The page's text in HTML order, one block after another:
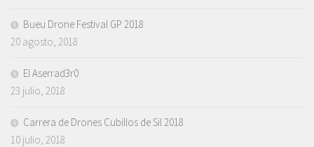
Bueu Drone Festival GP 2018
20 agosto, 2018
El Aserrad3r0
23 julio, 2018
Carrera de Drones Cubillos de Sil 2018
10 julio, 2018